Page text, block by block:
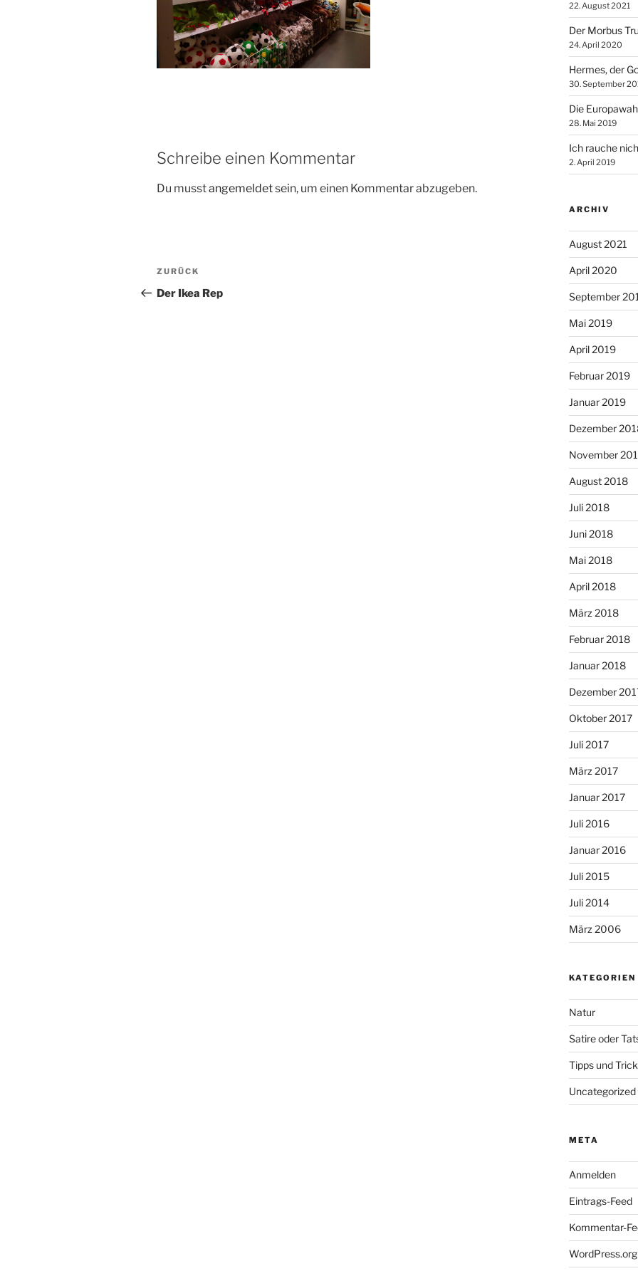
Schreibe einen Kommentar
Du musstangemeldetsein, um einen Kommentar abzugeben.
Beitragsnavigation
Vorheriger
Beitrag
ZURÜCK
Der Ikea Rep
22. August 2021
Der Morbus
24. April 2020
Hermes, der
30. September
Die
28. Mai 2019
Ich rauche
2. April 2019
ARCHIV
August 2021
April 2020
September
Mai 2019
April 2019
Februar 2019
Januar 2019
Dezember
November
August 2018
Juli 2018
Juni 2018
Mai 2018
April 2018
März 2018
Februar 2018
Januar 2018
Dezember
Oktober 2017
Juli 2017
März 2017
Januar 2017
Juli 2016
Januar 2016
Juli 2015
Juli 2014
März 2006
KATEGORIEN
Natur
Satire oder
Tipps und
Uncategorized
META
Anmelden
Eintrags-Feed
Kommentar-
WordPress.org